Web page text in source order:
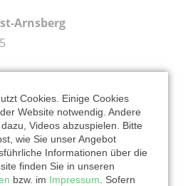
Arnsberg
so-ar.de
Cookies. Einige Cookies
Website notwendig. Andere
Videos abzuspielen. Bitte
wie Sie unser Angebot
Informationen über die
finden Sie in unseren
bzw. im Impressum . Sofern